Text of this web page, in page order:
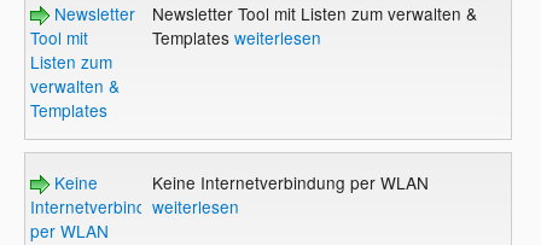
Newsletter
Tool mit
Listen zum
verwalten &
Templates
Newsletter Tool mit Listen zum verwalten &
Templates weiterlesen
Keine
Internetverbindung
per WLAN
Keine Internetverbindung per WLAN
weiterlesen